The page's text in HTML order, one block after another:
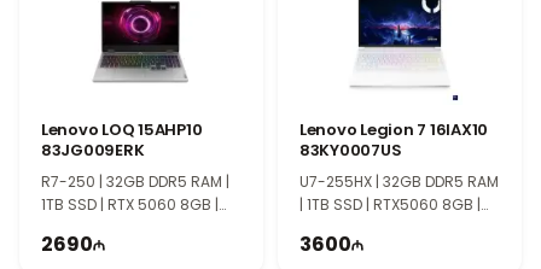
Lenovo LOQ 15AHP10
83JG009ERK
R7-250 | 32GB DDR5 RAM |
1TB SSD | RTX 5060 8GB |
2690
Lenovo Legion 7 16IAX10
83KY0007US
U7-255HX | 32GB DDR5 RAM
| 1TB SSD | RTX5060 8GB |
Win11
3600